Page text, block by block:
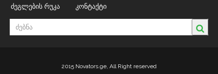
ძეგლების რუკა კონტაქტი
2015 Novators.ge, All Right reserved